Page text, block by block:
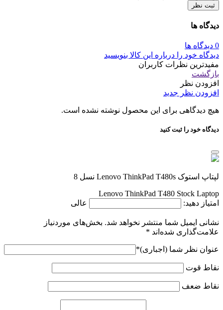
ثبت نظر
دیدگاه ها
0 دیدگاه ها
دیدگاه خود را درباره این کالا بنویسید
مفیدترین نظرات کاربران
بازگشت
افزودن نظر
افزودن نظر جدید
هیچ دیدگاهی برای این محصول نوشته نشده است.
دیدگاه خود را ثبت کنید
لپتاپ استوک Lenovo ThinkPad T480s نسل 8
Lenovo ThinkPad T480 Stock Laptop
امتیاز دهید:
عالی
نشانی ایمیل شما منتشر نخواهد شد. بخش‌های موردنیاز
علامت‌گذاری شده‌اند *
عنوان نظر شما (اجباری)*
نقاط قوت
نقاط ضعف